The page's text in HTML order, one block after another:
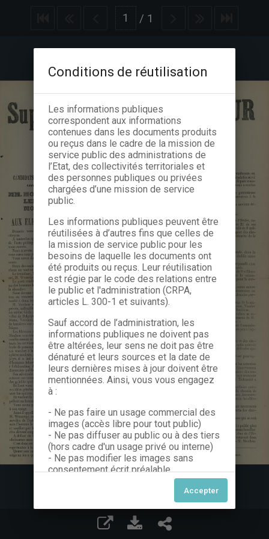
/ 1
Conditions de réutilisation
Les informations publiques
correspondent aux informations
contenues dans les documents produits
ou reçus dans le cadre de la mission de
service public des administrations de
l’Etat, des collectivités territoriales et
des personnes publiques ou privées
chargées d’une mission de service
public.
Les informations publiques peuvent être
réutilisées à d’autres fins que celles de
la mission de service public pour les
besoins de laquelle les documents ont
été produits ou reçus. Leur réutilisation
est régie par le code des relations entre
le public et l'administration (CRPA,
articles L. 300-1 et suivants).
Sauf accord de l’administration, les
informations publiques ne doivent pas
être altérées, leur sens ne doit pas être
dénaturé et leurs sources et la date de
leurs dernières mises à jour doivent être
mentionnées. Ainsi, vous vous engagez
à :
- Ne pas faire un usage commercial des
images (accès libre pour tout public)
- Ne pas diffuser au public ou à des tiers
(hors cadre d'un usage privé ou interne)
- Ne pas modifier les images sans
consentement écrit préalable
Dans le cas contraire, nous vous invitons
à nous contacter afin de solliciter le type
de Licence souhaitée parmi celles
proposées et le cas échéant, acquitter